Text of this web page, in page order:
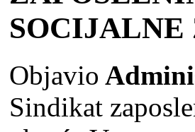
Objavio
Sindikat